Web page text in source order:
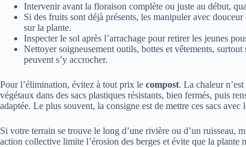
Intervenir avant la floraison complète ou juste au début,
Si des fruits sont déjà présents, les manipuler avec
sur la plante.
Inspecter le sol après l’arrachage pour retirer les jeunes
Nettoyer soigneusement outils, bottes et vêtements,
peuvent s’y accrocher.
Pour l’élimination, évitez à tout prix le compost. La chaleur
végétaux dans des sacs plastiques résistants, bien fermés, puis
adaptée. Le plus souvent, la consigne est de mettre ces sacs
Si votre terrain se trouve le long d’une rivière ou d’un ruisseau,
action collective limite l’érosion des berges et évite que la plante